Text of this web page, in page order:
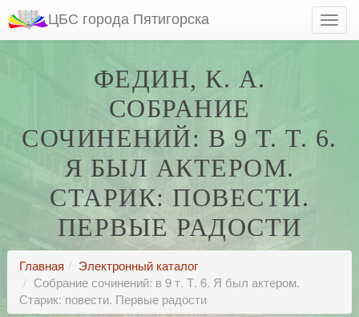
ЦБС города Пятигорска
ФЕДИН, К. А.
СОБРАНИЕ
СОЧИНЕНИЙ: В 9 Т. Т. 6.
Я БЫЛ АКТЕРОМ.
СТАРИК: ПОВЕСТИ.
ПЕРВЫЕ РАДОСТИ
Главная
Электронный каталог
Собрание сочинений: в 9 т. Т. 6. Я был актером.
Старик: повести. Первые радости